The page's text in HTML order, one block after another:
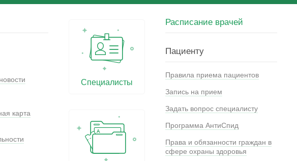
карта
Специалисты
Расписание врачей
Пациенту
Правила приема пациентов
Запись на прием
Задать вопрос специалисту
Программа АнтиСпид
Права и обязанности граждан в
сфере охраны здоровья